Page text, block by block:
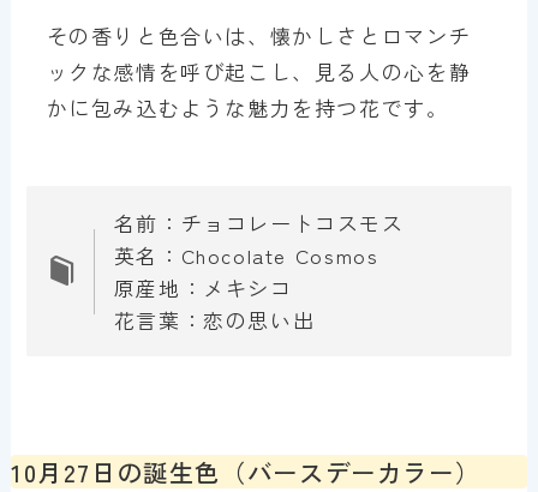
その香りと色合いは、懐かしさとロマンチ
ックな感情を呼び起こし、見る人の心を静
かに包み込むような魅力を持つ花です。
名前：チョコレートコスモス
英名：Chocolate Cosmos
原産地：メキシコ
花言葉：恋の思い出
10月27日の誕生色（バースデーカラー）